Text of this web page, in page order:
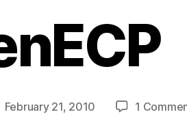
February 21, 2010 1